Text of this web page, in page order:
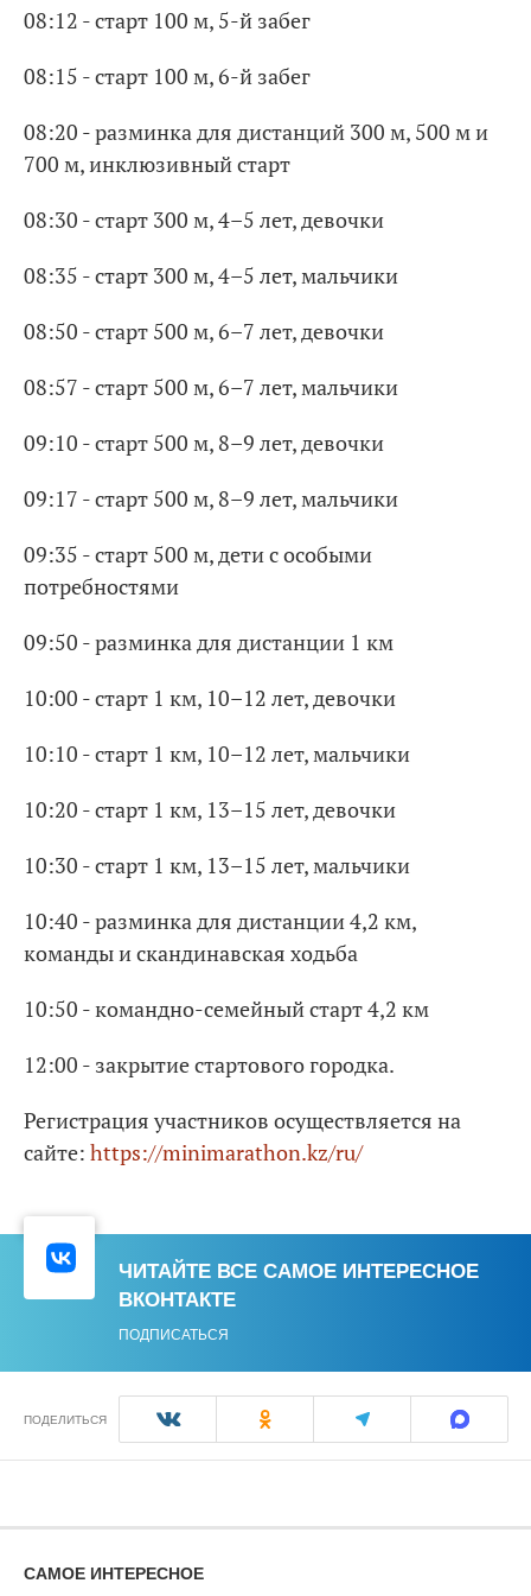
08:12 - старт 100 м, 5-й забег
08:15 - старт 100 м, 6-й забег
08:20 - разминка для дистанций 300 м, 500 м и
700 м, инклюзивный старт
08:30 - старт 300 м, 4–5 лет, девочки
08:35 - старт 300 м, 4–5 лет, мальчики
08:50 - старт 500 м, 6–7 лет, девочки
08:57 - старт 500 м, 6–7 лет, мальчики
09:10 - старт 500 м, 8–9 лет, девочки
09:17 - старт 500 м, 8–9 лет, мальчики
09:35 - старт 500 м, дети с особыми
потребностями
09:50 - разминка для дистанции 1 км
10:00 - старт 1 км, 10–12 лет, девочки
10:10 - старт 1 км, 10–12 лет, мальчики
10:20 - старт 1 км, 13–15 лет, девочки
10:30 - старт 1 км, 13–15 лет, мальчики
10:40 - разминка для дистанции 4,2 км,
команды и скандинавская ходьба
10:50 - командно-семейный старт 4,2 км
12:00 - закрытие стартового городка.
Регистрация участников осуществляется на
сайте: https://minimarathon.kz/ru/
ЧИТАЙТЕ ВСЕ САМОЕ ИНТЕРЕСНОЕ
ВКОНТАКТЕ
ПОДПИСАТЬСЯ
ПОДЕЛИТЬСЯ
САМОЕ ИНТЕРЕСНОЕ